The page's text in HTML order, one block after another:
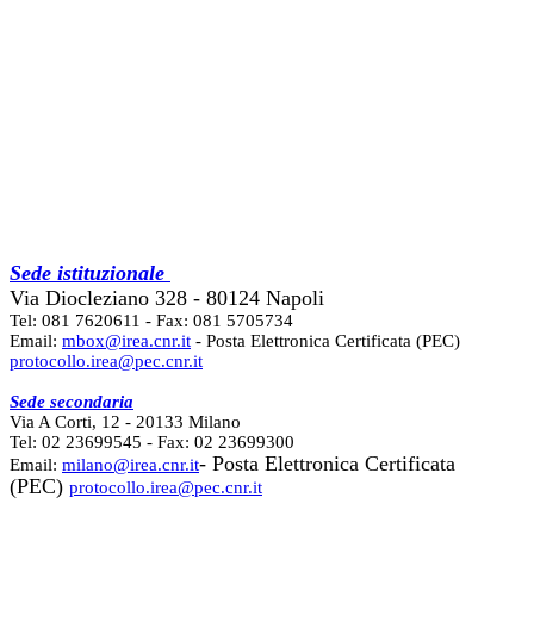
Sede istituzionale
Via Diocleziano 328 - 80124 Napoli
Tel: 081 7620611 - Fax: 081 5705734
Email: mbox@irea.cnr.it - Posta Elettronica Certificata (PEC)
protocollo.irea@pec.cnr.it
Sede secondaria
Via A Corti, 12 - 20133 Milano
Tel: 02 23699545 - Fax: 02 23699300
Email: milano@irea.cnr.it- Posta Elettronica Certificata
(PEC) protocollo.irea@pec.cnr.it